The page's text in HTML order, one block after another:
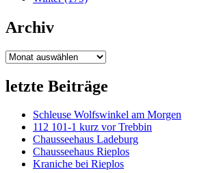
Archiv
Archiv
letzte Beiträge
Schleuse Wolfswinkel am Morgen
112 101-1 kurz vor Trebbin
Chausseehaus Ladeburg
Chausseehaus Rieplos
Kraniche bei Rieplos